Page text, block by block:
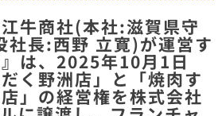
牛商社(本社:滋賀県守
社長:西野 立寛)が運営す
は、2025年10月1日
だく野洲店」と「焼肉す
」の経営権を株式会社